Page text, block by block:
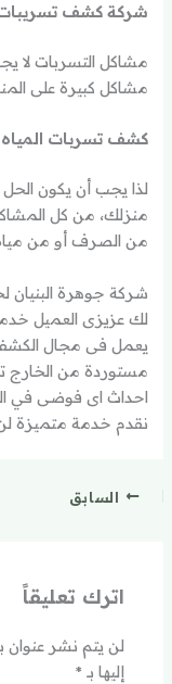
شركة كشف
مشاكل التسربات لا
مشاكل كبيرة على
كشف تسربات المياه
لذا يجب أن يكون
منزلك، من كل
من الصرف أو من
شركة جوهرة البنيان
لك عزيزى العميل
يعمل فى مجال
مستوردة من الخارج
احداث اى فوضى في
نقدم خدمة متميزة
السابق
اترك تعليقاً
لن يتم نشر عنوان
إليها بـ *